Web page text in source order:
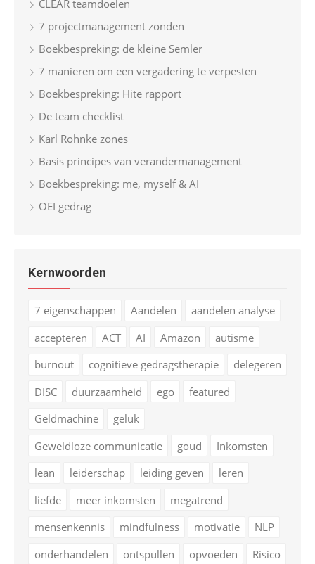
CLEAR teamdoelen
7 projectmanagement zonden
Boekbespreking: de kleine Semler
7 manieren om een vergadering te verpesten
Boekbespreking: Hite rapport
De team checklist
Karl Rohnke zones
Basis principes van verandermanagement
Boekbespreking: me, myself & AI
OEI gedrag
Kernwoorden
7 eigenschappen Aandelen
aandelen analyse
accepteren
ACT AI Amazon
autisme
burnout
cognitieve gedragstherapie
delegeren
DISC
duurzaamheid ego
featured
Geldmachine
geluk
Geweldloze communicatie
goud
Inkomsten
lean
leiderschap leiding geven
leren
liefde
meer inkomsten
megatrend
mensenkennis
mindfulness motivatie
NLP
onderhandelen
ontspullen opvoeden
Risico